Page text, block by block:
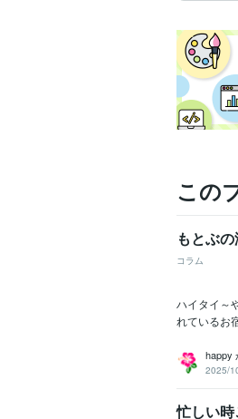
この
もとぶ
コラム
ハイタイ～
れているお
happy
2025/
忙しい